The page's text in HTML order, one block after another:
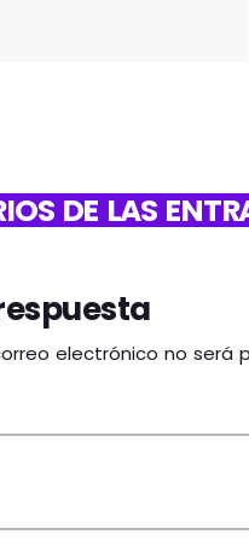
DE LAS
electrónico no será